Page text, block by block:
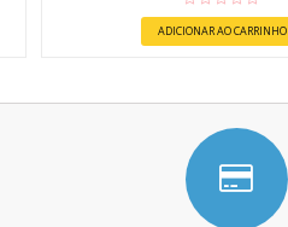
ADICIONAR AO CARRINHO